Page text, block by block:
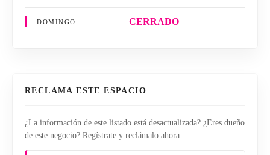
DOMINGO CERRADO
RECLAMA ESTE ESPACIO
¿La información de este listado está desactualizada? ¿Eres dueño
de este negocio? Regístrate y reclámalo ahora.